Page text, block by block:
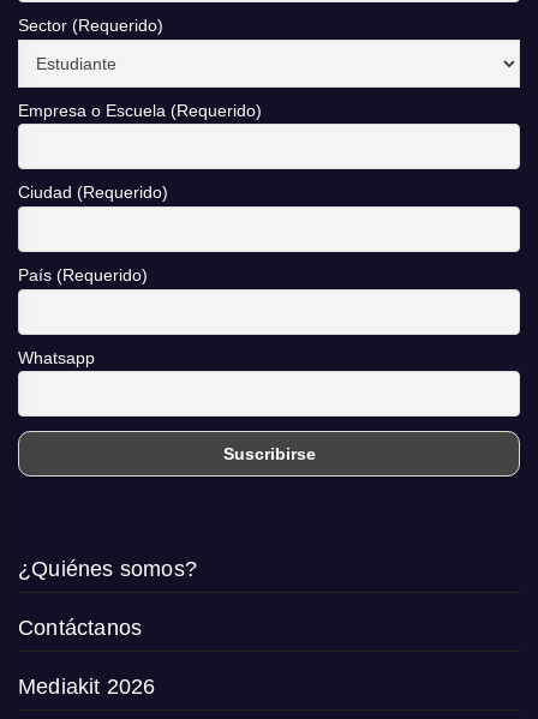
Sector (Requerido)
Empresa o Escuela (Requerido)
Ciudad (Requerido)
País (Requerido)
Whatsapp
¿Quiénes somos?
Contáctanos
Mediakit 2026